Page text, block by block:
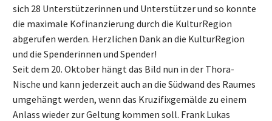
sich 28 Unterstützerinnen und Unterstützer und so konnte
die maximale Kofinanzierung durch die KulturRegion
abgerufen werden. Herzlichen Dank an die KulturRegion
und die Spenderinnen und Spender!
Seit dem 20. Oktober hängt das Bild nun in der Thora-
Nische und kann jederzeit auch an die Südwand des Raumes
umgehängt werden, wenn das Kruzifixgemälde zu einem
Anlass wieder zur Geltung kommen soll. Frank Lukas